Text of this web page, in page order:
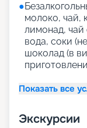
●
молоко, чай,
лимонад, чай
вода, соки
шоколад (в
Показать все
Экскурсии